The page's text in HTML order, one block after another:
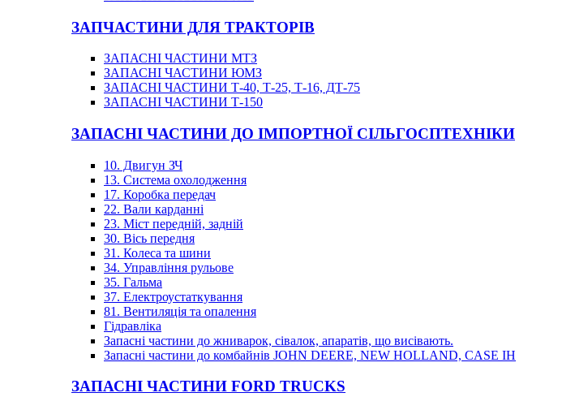
ЗАПЧАСТИНИ ДЛЯ ТРАКТОРІВ
ЗАПАСНІ ЧАСТИНИ МТЗ
ЗАПАСНІ ЧАСТИНИ ЮМЗ
ЗАПАСНІ ЧАСТИНИ Т-40, Т-25, Т-16, ДТ-75
ЗАПАСНІ ЧАСТИНИ Т-150
ЗАПАСНІ ЧАСТИНИ ДО ІМПОРТНОЇ СІЛЬГОСПТЕХНІКИ
10. Двигун ЗЧ
13. Система охолодження
17. Коробка передач
22. Вали карданні
23. Міст передній, задній
30. Вісь передня
31. Колеса та шини
34. Управління рульове
35. Гальма
37. Електроустаткування
81. Вентиляція та опалення
Гідравліка
Запасні частини до жниварок, сівалок, апаратів, що висівають.
Запасні частини до комбайнів JOHN DEERE, NEW HOLLAND, CASE IH
ЗАПАСНІ ЧАСТИНИ FORD TRUCKS